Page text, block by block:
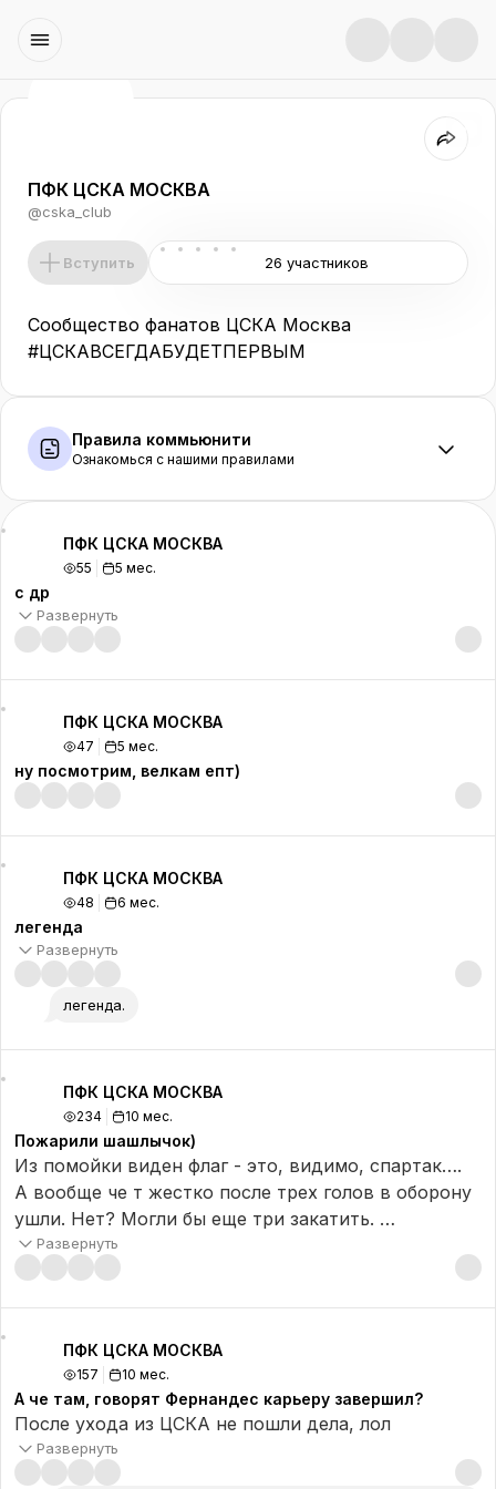
ПФК ЦСКА МОСКВА
@cska_club
Вступить 26 участников
Сообщество фанатов ЦСКА Москва
#ЦСКАВСЕГДАБУДЕТПЕРВЫМ
Правила коммьюнити
Ознакомься с нашими правилами
ПФК ЦСКА МОСКВА
55 5 мес.
с др
Развернуть
ПФК ЦСКА МОСКВА
47 5 мес.
ну посмотрим, велкам епт)
ПФК ЦСКА МОСКВА
48 6 мес.
легенда
Развернуть
легенда.
ПФК ЦСКА МОСКВА
234 10 мес.
Пожарили шашлычок)
Из помойки виден флаг - это, видимо, спартак….
А вообще че т жестко после трех голов в оборону
ушли. Нет? Могли бы еще три закатить.
Но тем не менее, спасибо за такой результат ❤️💙
#ЦВБП
Развернуть
ПФК ЦСКА МОСКВА
157 10 мес.
А че там, говорят Фернандес карьеру завершил?
После ухода из ЦСКА не пошли дела, лол
Развернуть